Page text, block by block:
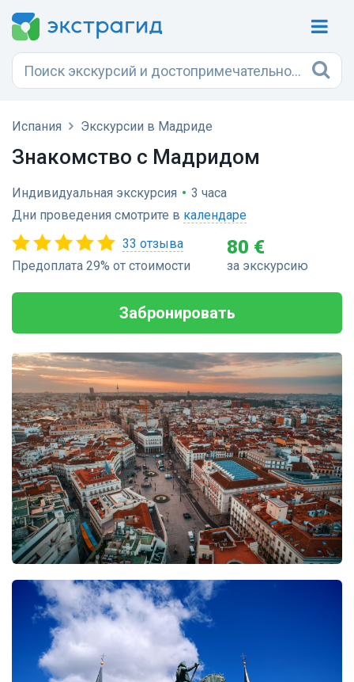
Испания Экскурсии в Мадриде
Знакомство с Мадридом
Индивидуальная экскурсия • 3 часа
Дни проведения смотрите в календаре
33 отзыва
Предоплата 29% от стоимости
80 €
за экскурсию
Забронировать